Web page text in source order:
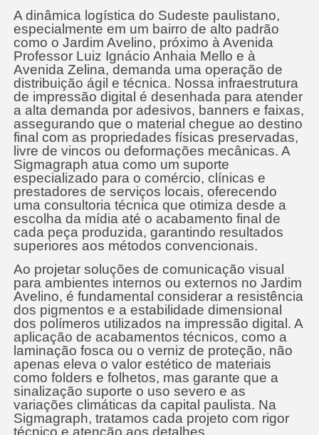
A dinâmica logística do Sudeste paulistano,
especialmente em um bairro de alto padrão
como o Jardim Avelino, próximo à Avenida
Professor Luiz Ignácio Anhaia Mello e à
Avenida Zelina, demanda uma operação de
distribuição ágil e técnica. Nossa infraestrutura
de impressão digital é desenhada para atender
a alta demanda por adesivos, banners e faixas,
assegurando que o material chegue ao destino
final com as propriedades físicas preservadas,
livre de vincos ou deformações mecânicas. A
Sigmagraph atua como um suporte
especializado para o comércio, clínicas e
prestadores de serviços locais, oferecendo
uma consultoria técnica que otimiza desde a
escolha da mídia até o acabamento final de
cada peça produzida, garantindo resultados
superiores aos métodos convencionais.
Ao projetar soluções de comunicação visual
para ambientes internos ou externos no Jardim
Avelino, é fundamental considerar a resistência
dos pigmentos e a estabilidade dimensional
dos polímeros utilizados na impressão digital. A
aplicação de acabamentos técnicos, como a
laminação fosca ou o verniz de proteção, não
apenas eleva o valor estético de materiais
como folders e folhetos, mas garante que a
sinalização suporte o uso severo e as
variações climáticas da capital paulista. Na
Sigmagraph, tratamos cada projeto com rigor